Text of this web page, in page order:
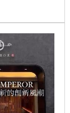
罰144萬